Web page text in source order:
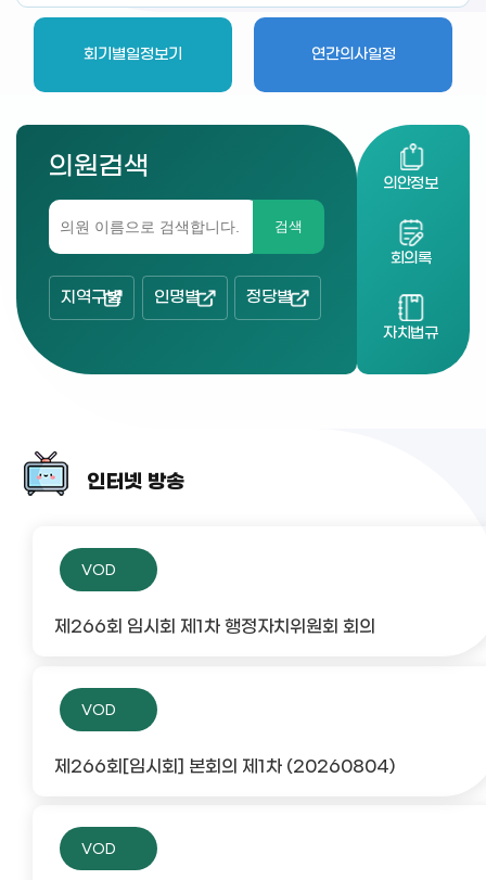
회기별일정보기 연간의사일정
의원검색
검색
지역구별 인명별 정당별
의안정보
회의록
자치법규
인터넷 방송
VOD
제266회 임시회 제1차 행정자치위원회 회의
VOD
제266회[임시회] 본회의 제1차 (20260804)
VOD